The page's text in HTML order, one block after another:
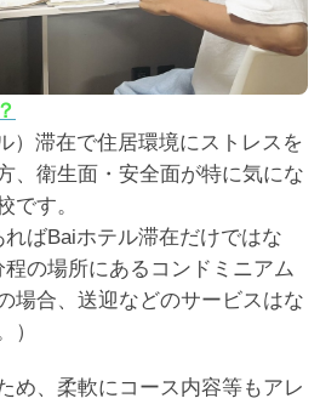
）滞在で住居環境にストレスを
、衛生面・安全面が特に気にな
です。
ればBaiホテル滞在だけではな
の場所にあるコンドミニアム
場合、送迎などのサービスはな
）
め、柔軟にコース内容等もアレ